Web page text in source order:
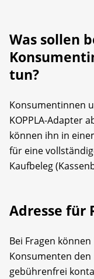
Was sollen
tun?
Konsumentinnen
KOPPLA-Adapter
können ihn in
für eine
Kaufbeleg
Adresse für
Bei Fragen
Konsumenten den
gebührenfrei